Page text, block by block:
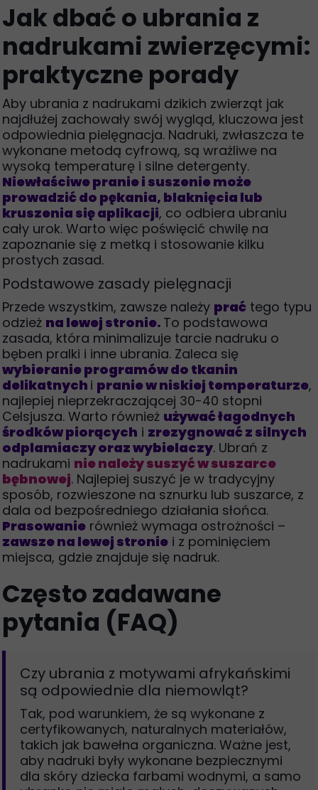
Jak dbać o ubrania z
nadrukami zwierzęcymi:
praktyczne porady
Aby ubrania z nadrukami dzikich zwierząt jak
najdłużej zachowały swój wygląd, kluczowa jest
odpowiednia pielęgnacja. Nadruki, zwłaszcza te
wykonane metodą cyfrową, są wrażliwe na
wysoką temperaturę i silne detergenty.
Niewłaściwe pranie i suszenie może
prowadzić do pękania, blaknięcia lub
kruszenia się aplikacji, co odbiera ubraniu
cały urok. Warto więc poświęcić chwilę na
zapoznanie się z metką i stosowanie kilku
prostych zasad.
Podstawowe zasady pielęgnacji
Przede wszystkim, zawsze należy prać tego typu
odzież na lewej stronie. To podstawowa
zasada, która minimalizuje tarcie nadruku o
bęben pralki i inne ubrania. Zaleca się
wybieranie programów do tkanin
delikatnych i pranie w niskiej temperaturze,
najlepiej nieprzekraczającej 30-40 stopni
Celsjusza. Warto również używać łagodnych
środków piorących i zrezygnować z silnych
odplamiaczy oraz wybielaczy. Ubrań z
nadrukami nie należy suszyć w suszarce
bębnowej. Najlepiej suszyć je w tradycyjny
sposób, rozwieszone na sznurku lub suszarce, z
dala od bezpośredniego działania słońca.
Prasowanie również wymaga ostrożności –
zawsze na lewej stronie i z pominięciem
miejsca, gdzie znajduje się nadruk.
Często zadawane
pytania (FAQ)
Czy ubrania z motywami afrykańskimi
są odpowiednie dla niemowląt?
Tak, pod warunkiem, że są wykonane z
certyfikowanych, naturalnych materiałów,
takich jak bawełna organiczna. Ważne jest,
aby nadruki były wykonane bezpiecznymi
dla skóry dziecka farbami wodnymi, a samo